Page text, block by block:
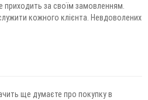
приходить за своїм замовленням.
кожного клієнта. Невдоволених
ще думаєте про покупку в